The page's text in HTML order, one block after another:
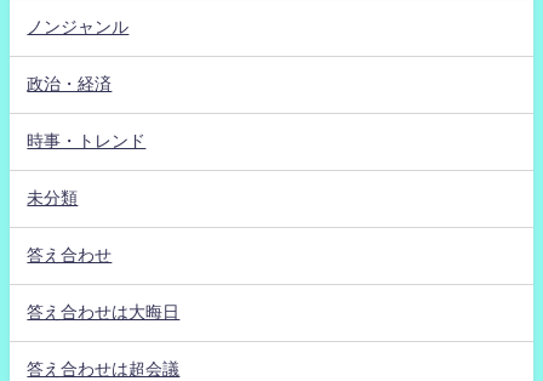
ノンジャンル
政治・経済
時事・トレンド
未分類
答え合わせ
答え合わせは大晦日
答え合わせは超会議